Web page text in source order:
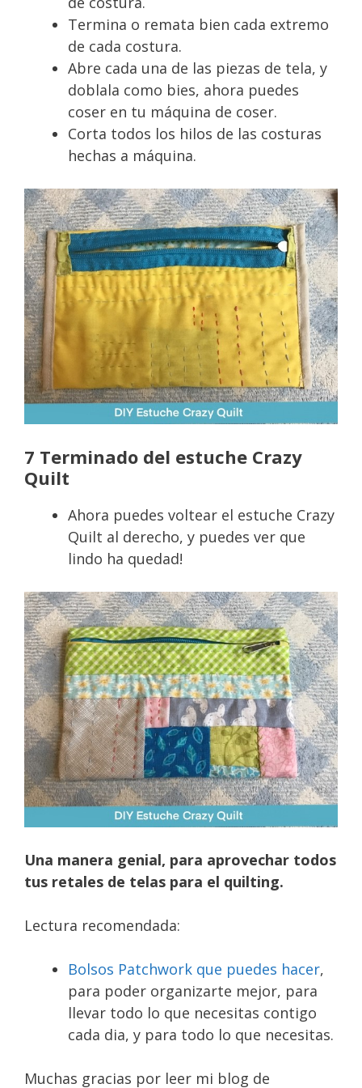
Termina o remata bien cada extremo
de cada costura.
Abre cada una de las piezas de tela, y
doblala como bies, ahora puedes
coser en tu máquina de coser.
Corta todos los hilos de las costuras
hechas a máquina.
7 Terminado del estuche Crazy
Quilt
Ahora puedes voltear el estuche Crazy
Quilt al derecho, y puedes ver que
lindo ha quedad!
Una manera genial, para aprovechar todos
tus retales de telas para el quilting.
Lectura recomendada:
Bolsos Patchwork que puedes hacer,
para poder organizarte mejor, para
llevar todo lo que necesitas contigo
cada dia, y para todo lo que necesitas.
Muchas gracias por leer mi blog de